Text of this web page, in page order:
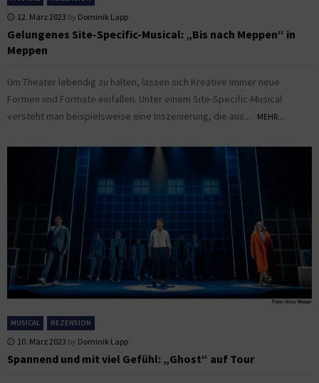
12. März 2023 by Dominik Lapp
Gelungenes Site-Specific-Musical: „Bis nach Meppen“ in
Meppen
Um Theater lebendig zu halten, lassen sich Kreative immer neue
Formen und Formate einfallen. Unter einem Site-Specific-Musical
versteht man beispielsweise eine Inszenierung, die aus...
MEHR...
MUSICAL REZENSION
10. März 2023 by Dominik Lapp
Spannend und mit viel Gefühl: „Ghost“ auf Tour